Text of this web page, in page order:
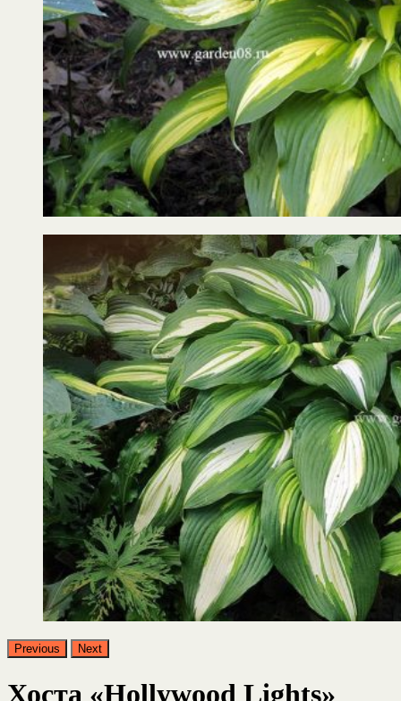
Previous Next
Хоста «Hollywood Lights»